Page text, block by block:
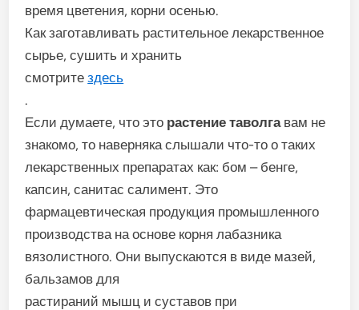
время цветения, корни осенью.
Как заготавливать растительное лекарственное
сырье, сушить и хранить
смотритездесь
.
Если думаете, что это растение таволгавам не
знакомо, то наверняка слышали что-то о таких
лекарственных препаратах как: бом – бенге,
капсин, санитас салимент. Это
фармацевтическая продукция промышленного
производства на основе корня лабазника
вязолистного. Они выпускаются в виде мазей,
бальзамов для
растираний мышц и суставов при